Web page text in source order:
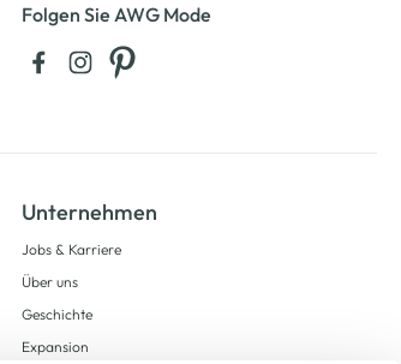
Folgen Sie AWG Mode
Unternehmen
Jobs & Karriere
Über uns
Geschichte
Expansion